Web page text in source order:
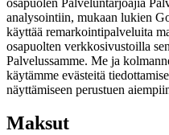
analysointiin, mukaan lukien
käyttää remarkointipalveluita
osapuolten verkkosivustoilla
Palvelussamme. Me ja
käytämme evästeitä
näyttämiseen perustuen
Maksut